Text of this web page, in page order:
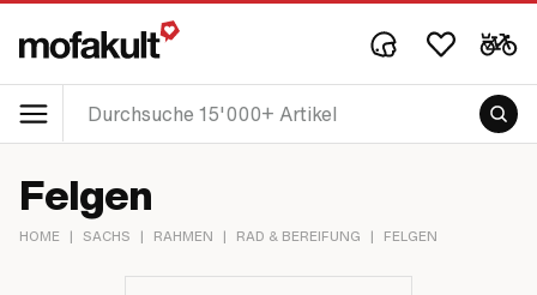
Felgen
HOME | SACHS | RAHMEN | RAD & BEREIFUNG | FELGEN